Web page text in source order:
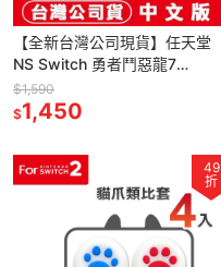
【全新台灣公司現貨】任天堂
NS Switch 勇者鬥惡龍7
Reimagined-中文版[夢遊館]
$1,590
$1,450
49
折